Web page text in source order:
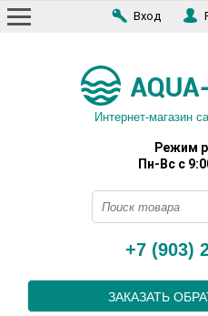
Вход
Интернет-магазин
Режим
Пн-Вс с
+7 (903)
ЗАКАЗАТЬ